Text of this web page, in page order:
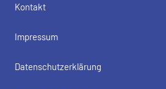
Kontakt
Impressum
Datenschutzerklärung